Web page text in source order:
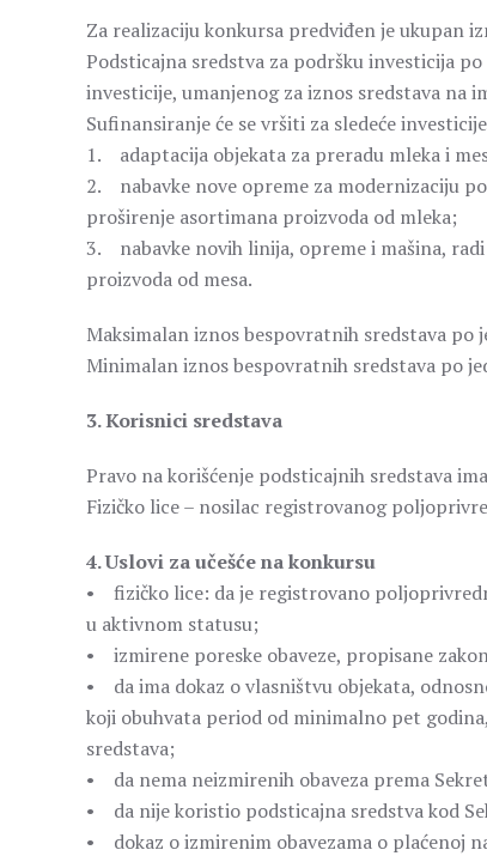
Za realizaciju konkursa predviđen je ukupan
Podsticajna sredstva za podršku investicija
investicije, umanjenog za iznos sredstava na
Sufinansiranje će se vršiti za sledeće
1. adaptacija objekata za preradu mleka i
2. nabavke nove opreme za modernizaciju
proširenje asortimana proizvoda od mleka;
3. nabavke novih linija, opreme i mašina,
proizvoda od mesa.
Maksimalan iznos bespovratnih sredstava
Minimalan iznos bespovratnih sredstava po
3. Korisnici sredstava
Pravo na korišćenje podsticajnih sredstava
Fizičko lice – nosilac registrovanog
4. Uslovi za učešće na konkursu
• fizičko lice: da je registrovano
u aktivnom statusu;
• izmirene poreske obaveze, propisane
• da ima dokaz o vlasništvu objekata,
koji obuhvata period od minimalno pet
sredstava;
• da nema neizmirenih obaveza prema
• da nije koristio podsticajna sredstva kod
• dokaz o izmirenim obavezama o plaćenoj